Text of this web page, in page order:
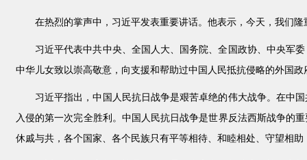
在热烈的掌声中，习近平发表重要讲话。他表示，今天，我们
习近平代表中共中央、全国人大、国务院、全国政协、中央军
中华儿女致以崇高敬意，向支援和帮助过中国人民抵抗侵略的外国
习近平指出，中国人民抗日战争是艰苦卓绝的伟大战争。在中
入侵的第一次完全胜利。中国人民抗日战争是世界反法西斯战争的
休戚与共，各个国家、各个民族只有平等相待、和睦相处、守望相